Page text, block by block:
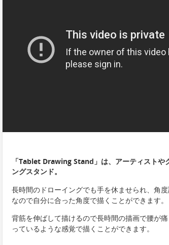
「Tablet Drawing Stand」は、アーティストや
ングスタンド。
長時間のドローイングでも手を休ませられ、角
なので自分に合った角度で描くことができます。
背筋を伸ばして描けるので長時間の描画で腰が
っているような感覚で描くことができます。